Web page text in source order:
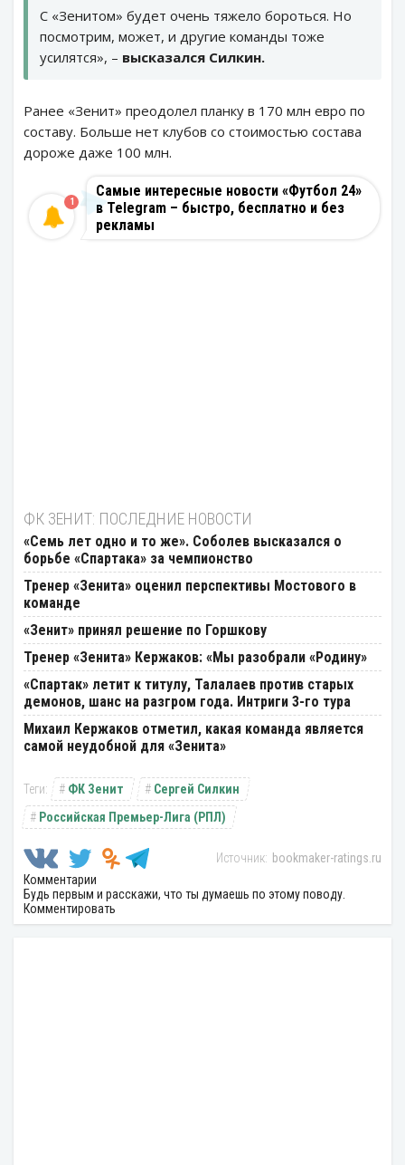
С «Зенитом» будет очень тяжело бороться. Но
посмотрим, может, и другие команды тоже
усилятся», – высказался Силкин.
Ранее «Зенит» преодолел планку в 170 млн евро по
составу. Больше нет клубов со стоимостью состава
дороже даже 100 млн.
Самые интересные новости «Футбол 24»
в Telegram – быстро, бесплатно и без
рекламы
1
ФК ЗЕНИТ: ПОСЛЕДНИЕ НОВОСТИ
«Семь лет одно и то же». Соболев высказался о
борьбе «Спартака» за чемпионство
Тренер «Зенита» оценил перспективы Мостового в
команде
«Зенит» принял решение по Горшкову
Тренер «Зенита» Кержаков: «Мы разобрали «Родину»
«Спартак» летит к титулу, Талалаев против старых
демонов, шанс на разгром года. Интриги 3-го тура
Михаил Кержаков отметил, какая команда является
самой неудобной для «Зенита»
ФК Зенит
Сергей Силкин
Российская Премьер-Лига (РПЛ)
bookmaker-ratings.ru
Комментарии
Будь первым и расскажи, что ты думаешь по этому поводу.
Комментировать